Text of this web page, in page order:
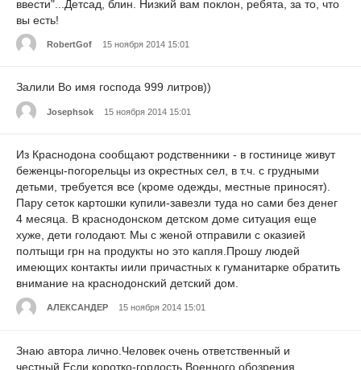
ввести"...Детсад, блин. Низкий вам поклон, ребята, за то, что
вы есть!
RobertGof 15 ноября 2014 15:01
Залили Во имя господа 999 литров))
Josephsok 15 ноября 2014 15:01
Из Краснодона сообщают родственники - в гостинице живут
беженцы-погорельцы из окрестных сел, в т.ч. с грудными
детьми, требуется все (кроме одежды, местные приносят).
Пару сеток картошки купили-завезли туда но сами без денег
4 месяца. В краснодонском детском доме ситуация еще
хуже, дети голодают. Мы с женой отправили с оказией
полтыщи грн на продукты но это капля.Прошу людей
имеющих контакты иили причастных к гуманитарке обратить
внимание на краснодонский детский дом.
АЛЕКСАНДЕР 15 ноября 2014 15:01
Знаю автора лично.Человек очень ответственный и
честный.Если коротко-гордость Военного обозрения.